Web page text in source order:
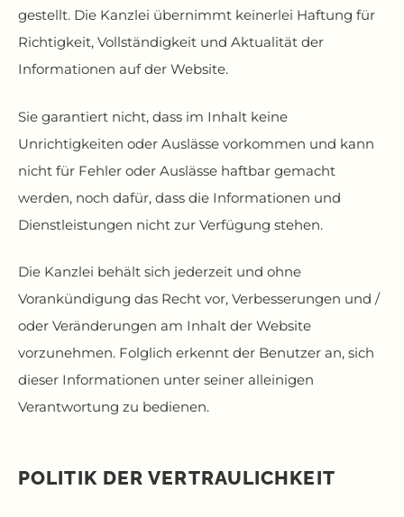
gestellt. Die Kanzlei übernimmt keinerlei Haftung für
Richtigkeit, Vollständigkeit und Aktualität der
Informationen auf der Website.
Sie garantiert nicht, dass im Inhalt keine
Unrichtigkeiten oder Auslässe vorkommen und kann
nicht für Fehler oder Auslässe haftbar gemacht
werden, noch dafür, dass die Informationen und
Dienstleistungen nicht zur Verfügung stehen.
Die Kanzlei behält sich jederzeit und ohne
Vorankündigung das Recht vor, Verbesserungen und /
oder Veränderungen am Inhalt der Website
vorzunehmen. Folglich erkennt der Benutzer an, sich
dieser Informationen unter seiner alleinigen
Verantwortung zu bedienen.
POLITIK DER VERTRAULICHKEIT